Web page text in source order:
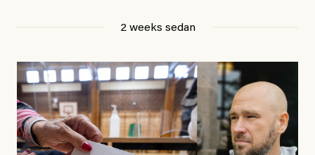
utpekas som israelisk infiltratör”. Enligt ingressen
handlar artikeln om en person vars ”bakgrund skapar
splittring och oro i rörelsen”. Problemet är att artikeln
skapar betydligt mer oro i palestinarörelsen – och den
2 weeks sedan